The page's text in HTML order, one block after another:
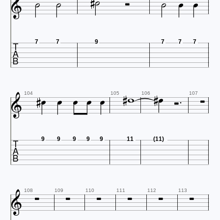
 7 7 9 7 7 7
 104  105  106  107 
 9 9 9 9 9 11 (11)
 108  109  110  111  112  113 